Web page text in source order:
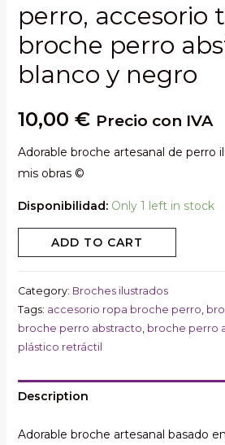
perro, accesorio
broche perro
blanco y negro
10,00 € Precio con IVA
Adorable broche artesanal de perro
mis obras ©
Disponibilidad: Only 1 left in stock
ADD TO CART
Category: Broches ilustrados
Tags: accesorio ropa broche perro,
broche perro abstracto, broche perro
plástico retráctil
Description
Adorable broche artesanal basado